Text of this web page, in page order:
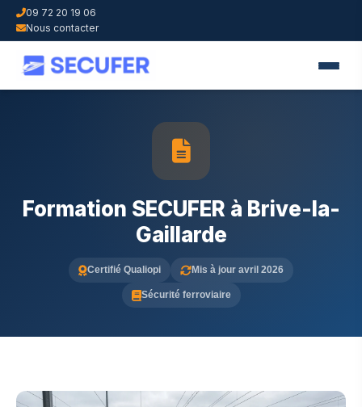
09 72 20 19 06
Nous contacter
Formation SECUFER à Brive-la-
Gaillarde
Certifié Qualiopi Mis à jour avril 2026
Sécurité ferroviaire